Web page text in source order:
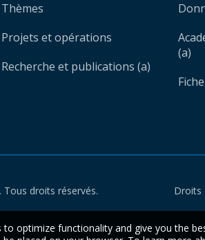
Thèmes
Projets et opérations
Recherche et publications (a)
(a)
droits réservés. Droits
to optimize functionality and give you the